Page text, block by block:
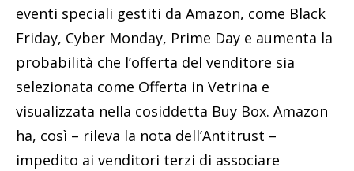
eventi speciali gestiti da Amazon, come Black
Friday, Cyber Monday, Prime Day e aumenta la
probabilità che l’offerta del venditore sia
selezionata come Offerta in Vetrina e
visualizzata nella cosiddetta Buy Box. Amazon
ha, così – rileva la nota dell’Antitrust –
impedito ai venditori terzi di associare